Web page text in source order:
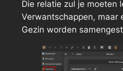
Die relatie zul je moeten
Verwantschappen, maar
Gezin worden